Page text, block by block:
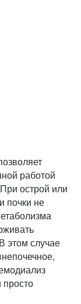
работой
острой или
почки не
этом случае
просто